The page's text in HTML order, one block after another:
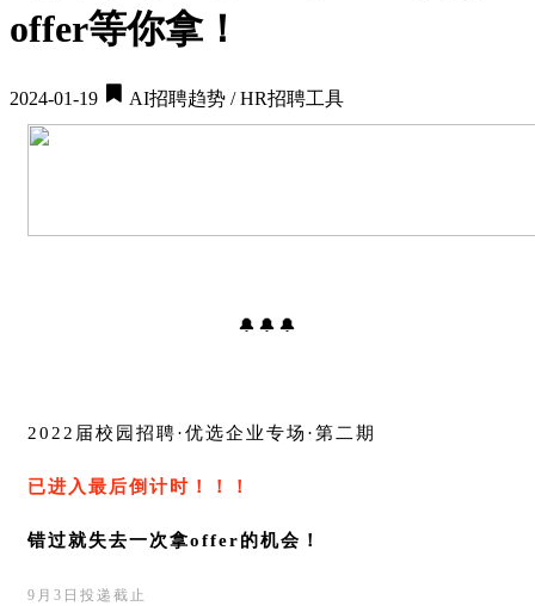
offer等你拿！
2024-01-19 AI招聘趋势 / HR招聘工具
🔔🔔🔔
2022届校园招聘·优选企业专场·第二期
已进入最后倒计时！！！
错过就失去一次拿offer的机会！
9月3日投递截止